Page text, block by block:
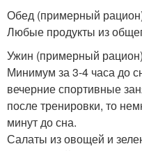
Обед (примерный
Любые продукты из
Ужин (примерный
Минимум за 3-4 часа до
вечерние спортивные
после тренировки, то
минут до сна.
Салаты из овощей и